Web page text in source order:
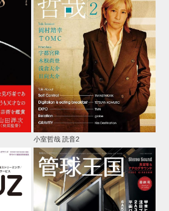
小室哲哉 読音2